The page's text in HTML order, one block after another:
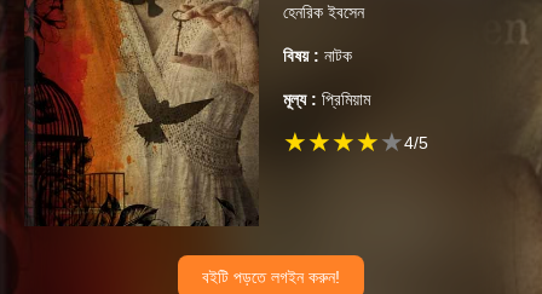
হেনরিক ইবসেন
বিষয় : নাটক
মূল্য : প্রিমিয়াম
★★★★★4/5
বইটি পড়তে লগইন করুন!